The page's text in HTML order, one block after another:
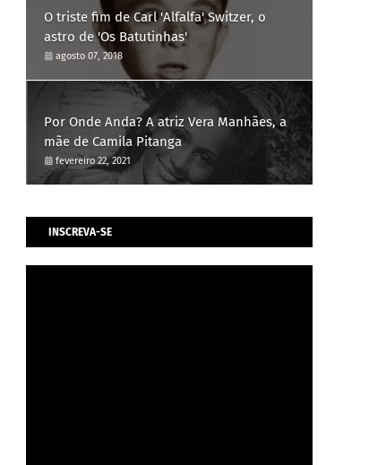
O triste fim de Carl 'Alfalfa' Switzer, o
astro de 'Os Batutinhas'
agosto 07, 2018
Por Onde Anda? A atriz Vera Manhães, a
mãe de Camila Pitanga
fevereiro 22, 2021
INSCREVA-SE